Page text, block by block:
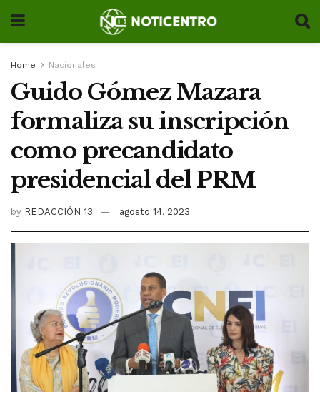
Home Nacionales
Guido Gómez Mazara
formaliza su inscripción
como precandidato
presidencial del PRM
by REDACCIÓN 13 agosto 14, 2023